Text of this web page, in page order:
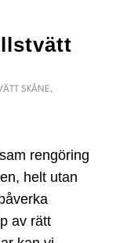
SKÅNE,
rengöring
helt utan
av rätt